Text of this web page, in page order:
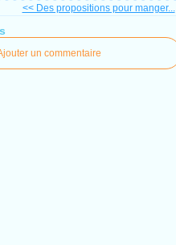
<< Des propositions pour manger...
un commentaire